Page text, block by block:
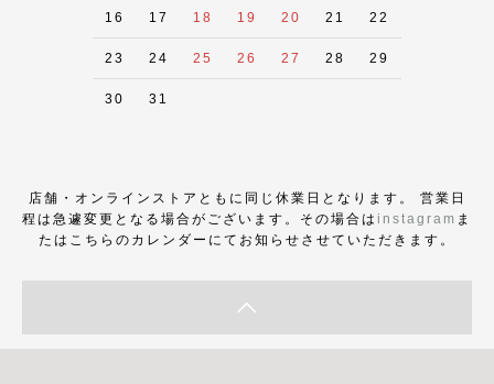
16 17 18 19 20 21 22
23 24 25 26 27 28 29
30 31
店舗・オンラインストアともに同じ休業日となります。 営業日
程は急遽変更となる場合がございます。その場合は instagram ま
たはこちらのカレンダーにてお知らせさせていただきます。